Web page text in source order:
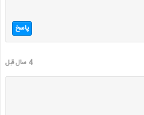
پاسخ
4 سال قبل